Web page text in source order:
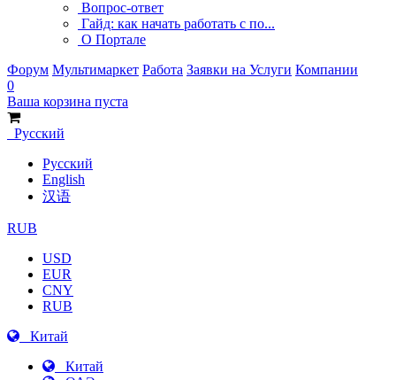
Вопрос-ответ
Гайд: как начать работать с по...
О Портале
Форум Мультимаркет Работа Заявки на Услуги Компании
0
Ваша корзина пуста
Русский
Русский
English
汉语
RUB
USD
EUR
CNY
RUB
Китай
Китай